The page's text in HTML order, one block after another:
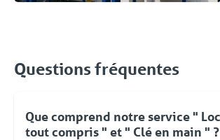
Questions fréquentes
Que comprend notre service "
tout compris " et " Clé en main " ?